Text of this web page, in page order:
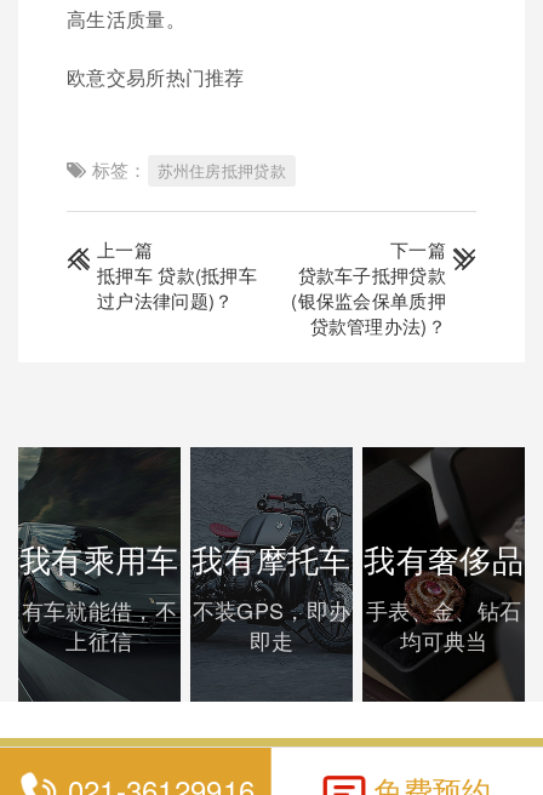
高生活质量。
欧意交易所热门推荐
标签： 苏州住房抵押贷款
上一篇
抵押车 贷款(抵押车
过户法律问题)？
下一篇
贷款车子抵押贷款
(银保监会保单质押
贷款管理办法)？
我有乘用车
有车就能借，不
上征信
我有摩托车
不装GPS，即办
即走
我有奢侈品
手表、金、钻石
均可典当
上海泰优汇典当有限公司